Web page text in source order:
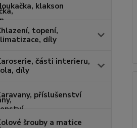
klakson
topení,
díly
části interieru,
díly
příslušenství
šrouby a matice